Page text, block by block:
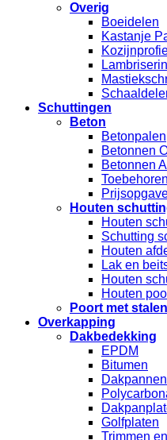
Overig
Boeidelen
Kastanje
Schuttingen
Beton
Betonpalen
Betonnen
Betonnen
Houten
Houten
Schutting
Houten
Lak en
Houten
Houten
Poort met
Overkapping
Dakbedekking
EPDM
Bitumen
Dakpannen
Golfplaten
Trimmen